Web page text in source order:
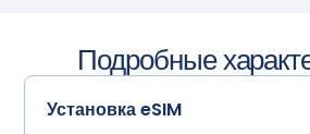
Подробные
Установка eSIM